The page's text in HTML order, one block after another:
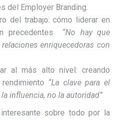
del Employer Branding.
del trabajo: cómo liderar en
precedentes “No hay que
enriquecedoras con
al más alto nivel: creando
“La clave para el
influencia, no la autoridad”
sobre todo por la